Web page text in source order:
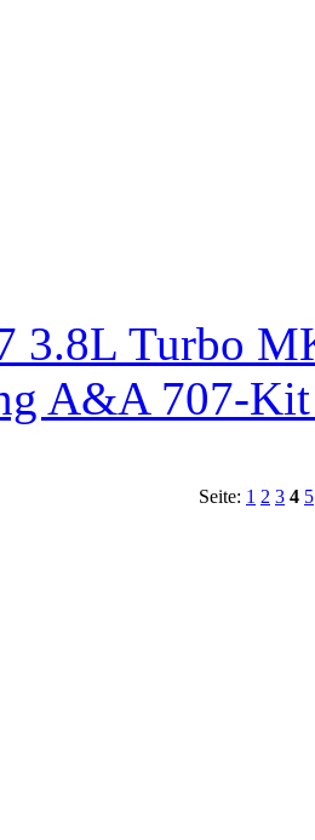
3.8L Turbo
A&A 707-Kit
Seite: 1 2 3 4 5